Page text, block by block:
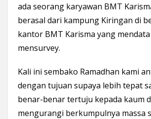
ada seorang karyawan BMT
berasal dari kampung Kiringan di
kantor BMT Karisma yang
mensurvey.
Kali ini sembako Ramadhan kami
dengan tujuan supaya lebih tepat
benar-benar tertuju kepada kaum
mengurangi berkumpulnya massa